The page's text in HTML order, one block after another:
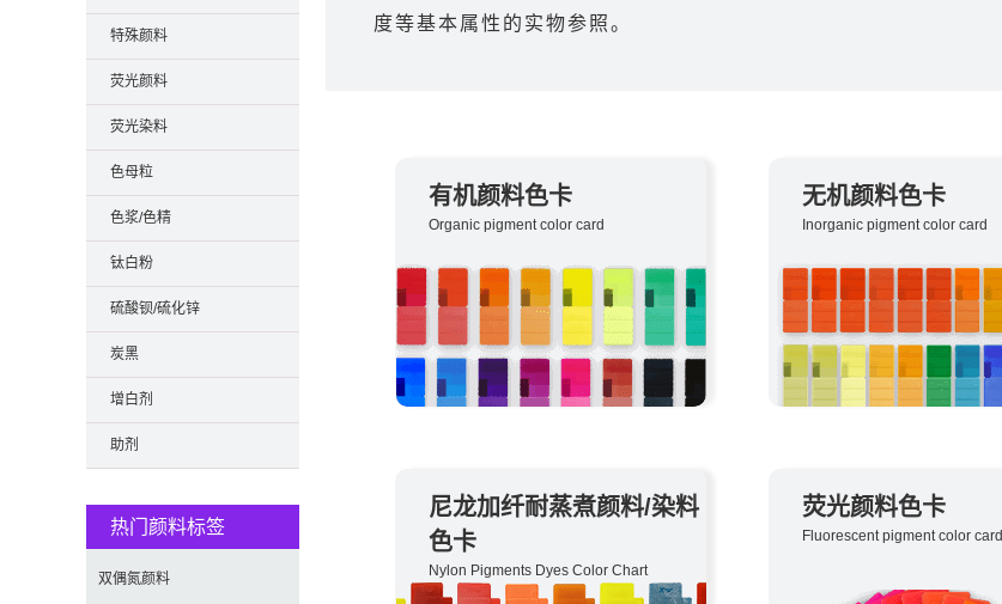
度等基本属性的实物参照。
有机颜料色卡
Organic pigment color card
无机颜料色卡
Inorganic pigment color card
尼龙加纤耐蒸煮颜料/染料
色卡
Nylon Pigments Dyes Color Chart
荧光颜料色卡
Fluorescent pigment color card
特殊颜料
荧光颜料
荧光染料
色母粒
色浆/色精
钛白粉
硫酸钡/硫化锌
炭黑
增白剂
助剂
热门颜料标签
双偶氮颜料